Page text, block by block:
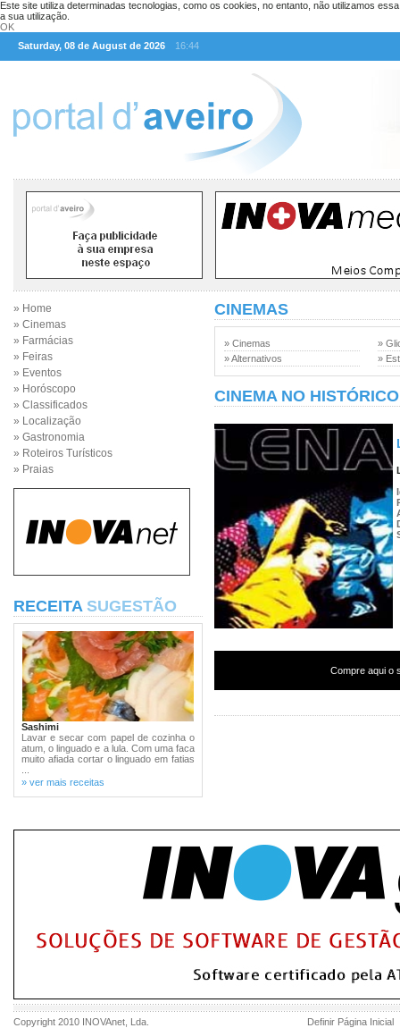
Este site utiliza determinadas tecnologias, como os cookies, no entanto, não utilizamos
a sua utilização.
OK
Saturday, 08 de August de 2026
16:44
» Home
» Cinemas
» Farmácias
» Feiras
» Eventos
» Horóscopo
» Classificados
» Localização
» Gastronomia
» Roteiros Turísticos
» Praias
RECEITA SUGESTÃO
Sashimi
Lavar e secar com papel de cozinha o
atum, o linguado e a lula. Com uma faca
muito afiada cortar o linguado em fatias
» ver mais receitas
CINEMAS
» Cinemas
» Alternativos
»
»
CINEMA NO HISTÓRICO
Compre aqui o
Copyright 2010 INOVAnet , Lda. Definir Página Inicial